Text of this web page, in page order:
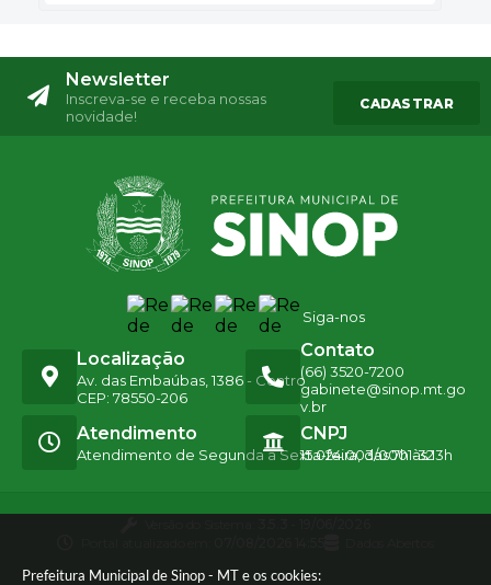
Prefeitura Municipal de Sinop - MT e os cookies:
Newsletter
Inscreva-se e receba nossas
novidade!
CADASTRAR
Siga-nos
Localização
Av. das Embaúbas, 1386 - Centro
CEP: 78550-206
Contato
(66) 3520-7200
gabinete@sinop.mt.go
v.br
Atendimento
Atendimento de Segunda a Sexta-feira, das 7h às 13h
CNPJ
15.024.003/0001-32